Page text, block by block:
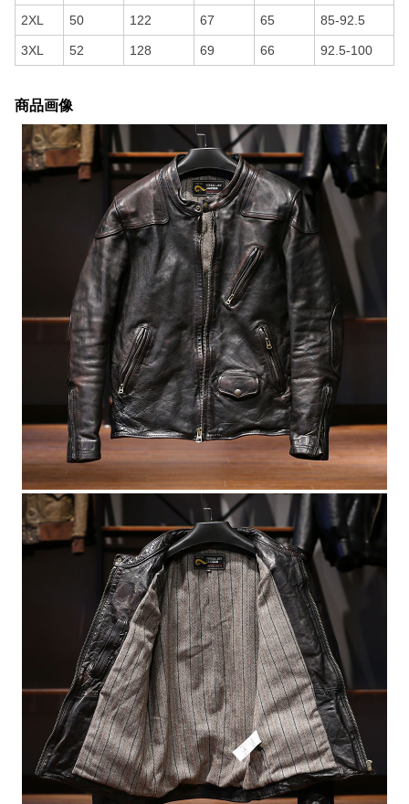
2XL 50 122 67 65 85-92.5
3XL 52 128 69 66 92.5-100
商品画像